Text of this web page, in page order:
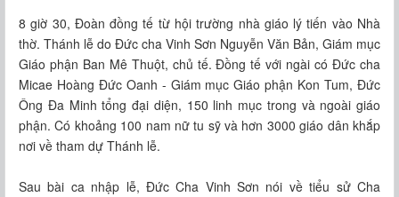
8 giờ 30, Đoàn đồng tế từ hội trường nhà giáo lý tiến vào Nhà
thờ. Thánh lễ do Đức cha Vinh Sơn Nguyễn Văn Bản, Giám mục
Giáo phận Ban Mê Thuột, chủ tế. Đồng tế với ngài có Đức cha
Micae Hoàng Đức Oanh - Giám mục Giáo phận Kon Tum, Đức
Ông Đa Minh tổng đại diện, 150 linh mục trong và ngoài giáo
phận. Có khoảng 100 nam nữ tu sỹ và hơn 3000 giáo dân khắp
nơi về tham dự Thánh lễ.
Sau bài ca nhập lễ, Đức Cha Vinh Sơn nói về tiểu sử Cha